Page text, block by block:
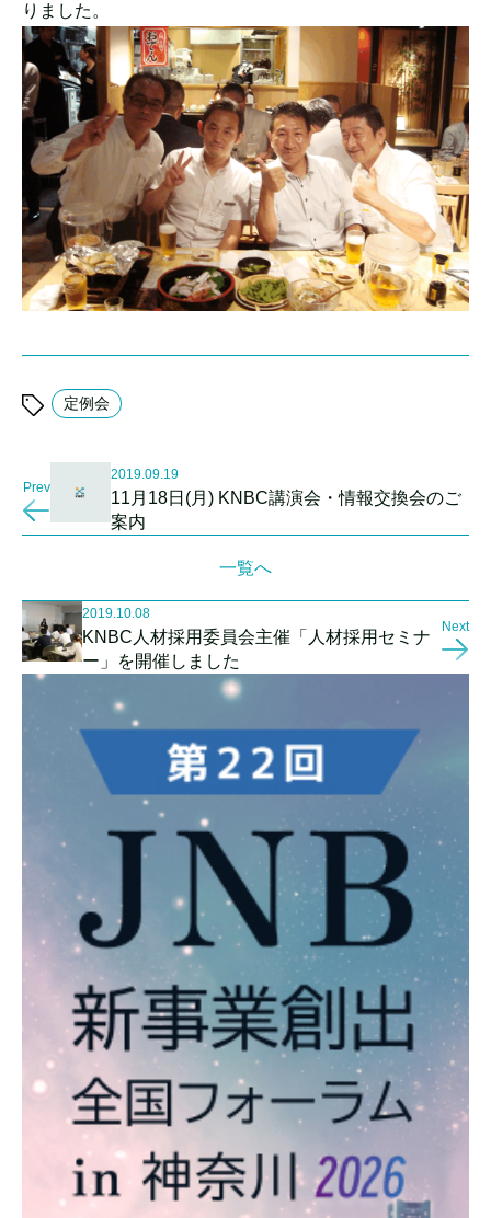
りました。
定例会
Prev
2019.09.19
11月18日(月) KNBC講演会・情報交換会のご
案内
一覧へ
2019.10.08
KNBC人材採用委員会主催「人材採用セミナ
ー」を開催しました
Next